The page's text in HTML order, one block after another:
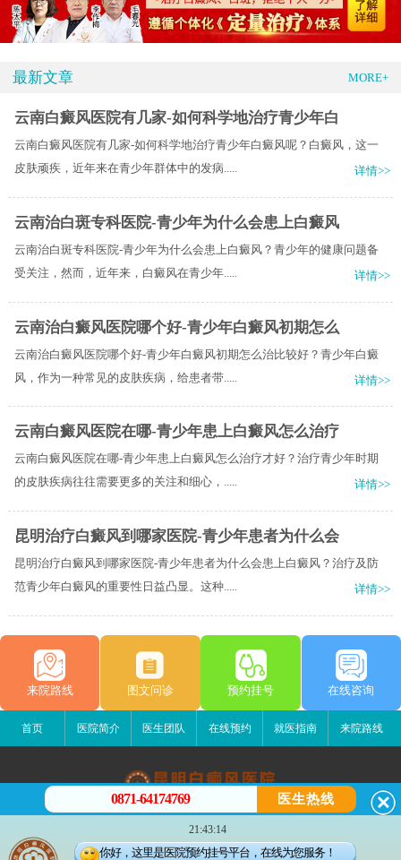
最新文章 MORE+
云南白癜风医院有几家-如何科学地治疗青少年白
云南白癜风医院有几家-如何科学地治疗青少年白癜风呢？白癜风，这一
皮肤顽疾，近年来在青少年群体中的发病.....
详情>>
云南治白斑专科医院-青少年为什么会患上白癜风
云南治白斑专科医院-青少年为什么会患上白癜风？青少年的健康问题备
受关注，然而，近年来，白癜风在青少年.....
详情>>
云南治白癜风医院哪个好-青少年白癜风初期怎么
云南治白癜风医院哪个好-青少年白癜风初期怎么治比较好？青少年白癜
风，作为一种常见的皮肤疾病，给患者带.....
详情>>
云南白癜风医院在哪-青少年患上白癜风怎么治疗
云南白癜风医院在哪-青少年患上白癜风怎么治疗才好？治疗青少年时期
的皮肤疾病往往需要更多的关注和细心，.....
详情>>
昆明治疗白癜风到哪家医院-青少年患者为什么会
昆明治疗白癜风到哪家医院-青少年患者为什么会患上白癜风？治疗及防
范青少年白癜风的重要性日益凸显。这种.....
详情>>
来院路线 图文问诊 预约挂号 在线咨询
首页 医院简介 医生团队 在线预约 就医指南 来院路线
昆明白癜风医院
昆明市五华区护国路2号
版权所有：昆明白癜风医院
0871-64174769 医生热线
21:43:14
你好，这里是医院预约挂号平台，在线为您服务！